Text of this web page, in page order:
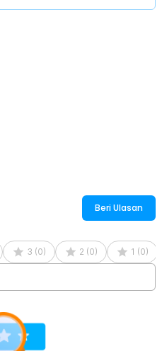
Beri Ulasan
3 (0) 2 (0) 1 (0)